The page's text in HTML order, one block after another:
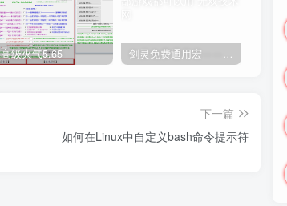
高级火气5.65
下一篇
如何在Linux中自定义bash命令提示符